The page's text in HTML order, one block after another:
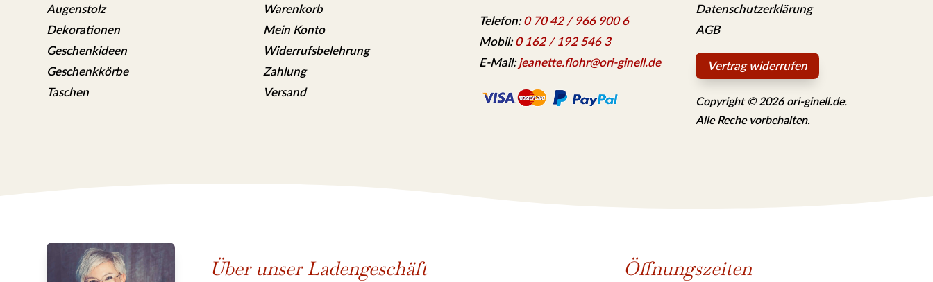
Augenstolz
Dekorationen
Geschenkideen
Geschenkkörbe
Taschen
Warenkorb
Mein Konto
Widerrufsbelehrung
Zahlung
Versand
Telefon:0 70 42 / 966 900 6
Mobil:0 162 / 192 546 3
E-Mail: jeanette.flohr@ori-ginell.de
Datenschutzerklärung
AGB
Vertrag widerrufen
Copyright © 2026 ori-ginell.de.
Alle Reche vorbehalten.
Über unser Ladengeschäft Öffnungszeiten